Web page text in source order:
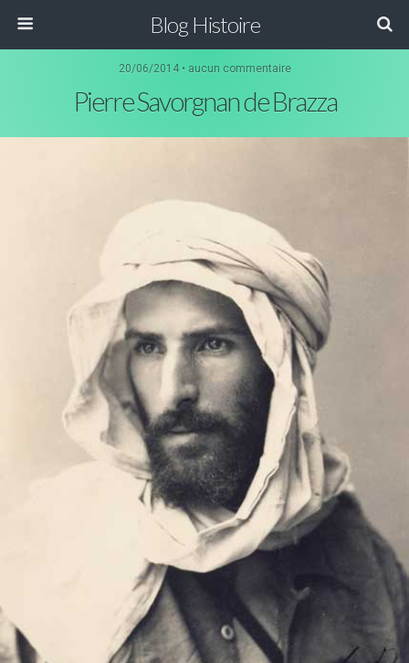
Blog Histoire
20/06/2014 • aucun commentaire
Pierre Savorgnan de Brazza